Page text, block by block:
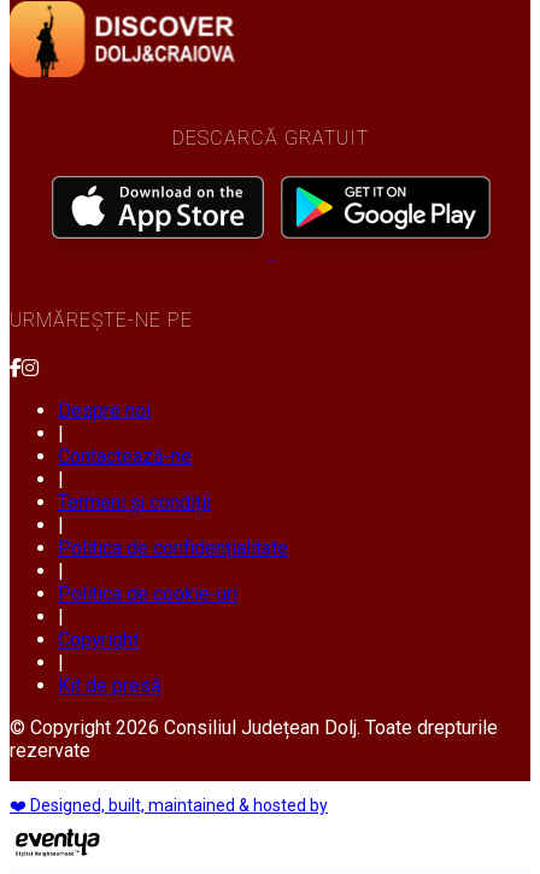
DESCARCĂ GRATUIT
URMĂREȘTE-NE PE
Despre noi
|
Contactează-ne
|
Termeni și condiții
|
Politica de confidențialitate
|
Politica de cookie-uri
|
Copyright
|
Kit de presă
© Copyright 2026 Consiliul Județean Dolj. Toate drepturile
rezervate
❤️ Designed, built, maintained & hosted by